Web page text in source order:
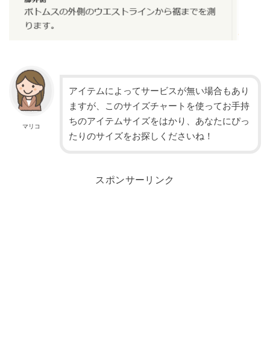
マリコ
アイテムによってサービスが無い場合もあり
ますが、このサイズチャートを使ってお手持
ちのアイテムサイズをはかり、あなたにぴっ
たりのサイズをお探しくださいね！
スポンサーリンク